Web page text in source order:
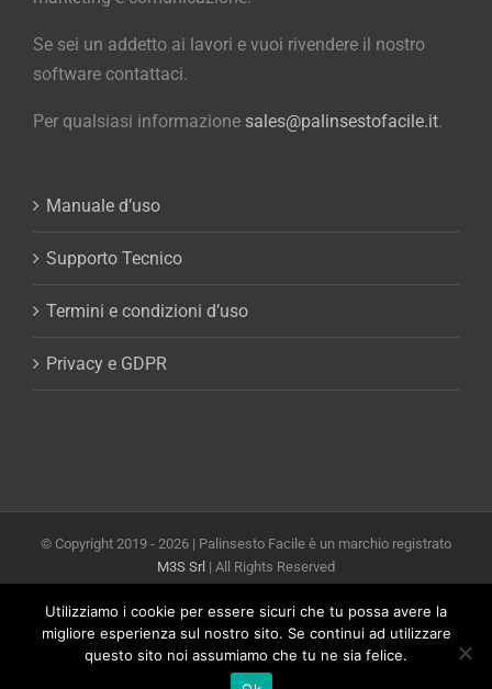
Se sei un addetto ai lavori e vuoi rivendere il nostro
software contattaci.
Per qualsiasi informazione sales@palinsestofacile.it.
Manuale d’uso
Supporto Tecnico
Termini e condizioni d’uso
Privacy e GDPR
© Copyright 2019 - 2026 | Palinsesto Facile è un marchio registrato
M3S Srl | All Rights Reserved
Facebook
X YouTube
Email
Utilizziamo i cookie per essere sicuri che tu possa avere la
migliore esperienza sul nostro sito. Se continui ad utilizzare
questo sito noi assumiamo che tu ne sia felice.